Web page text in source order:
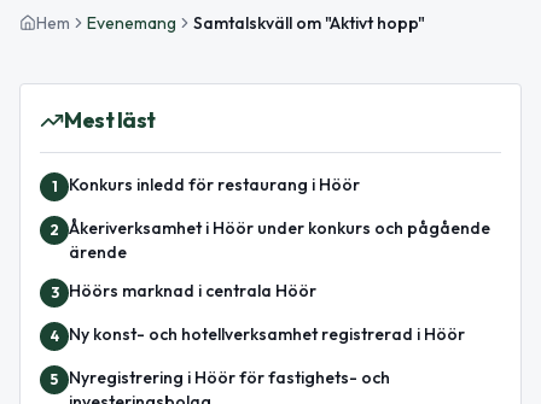
Hem Evenemang Samtalskväll om "Aktivt hopp"
Mest läst
1 Konkurs inledd för restaurang i Höör
2 Åkeriverksamhet i Höör under konkurs och pågående
ärende
3 Höörs marknad i centrala Höör
4 Ny konst- och hotellverksamhet registrerad i Höör
5
Nyregistrering i Höör för fastighets- och